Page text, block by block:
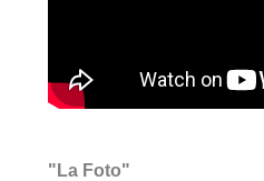
"La Foto"